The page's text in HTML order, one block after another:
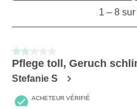
sur
73
avis.
1 – 8
2 sur 5 étoiles.
Pflege toll, Geruch
Stefanie S
ACHETEUR VÉRIFIÉ